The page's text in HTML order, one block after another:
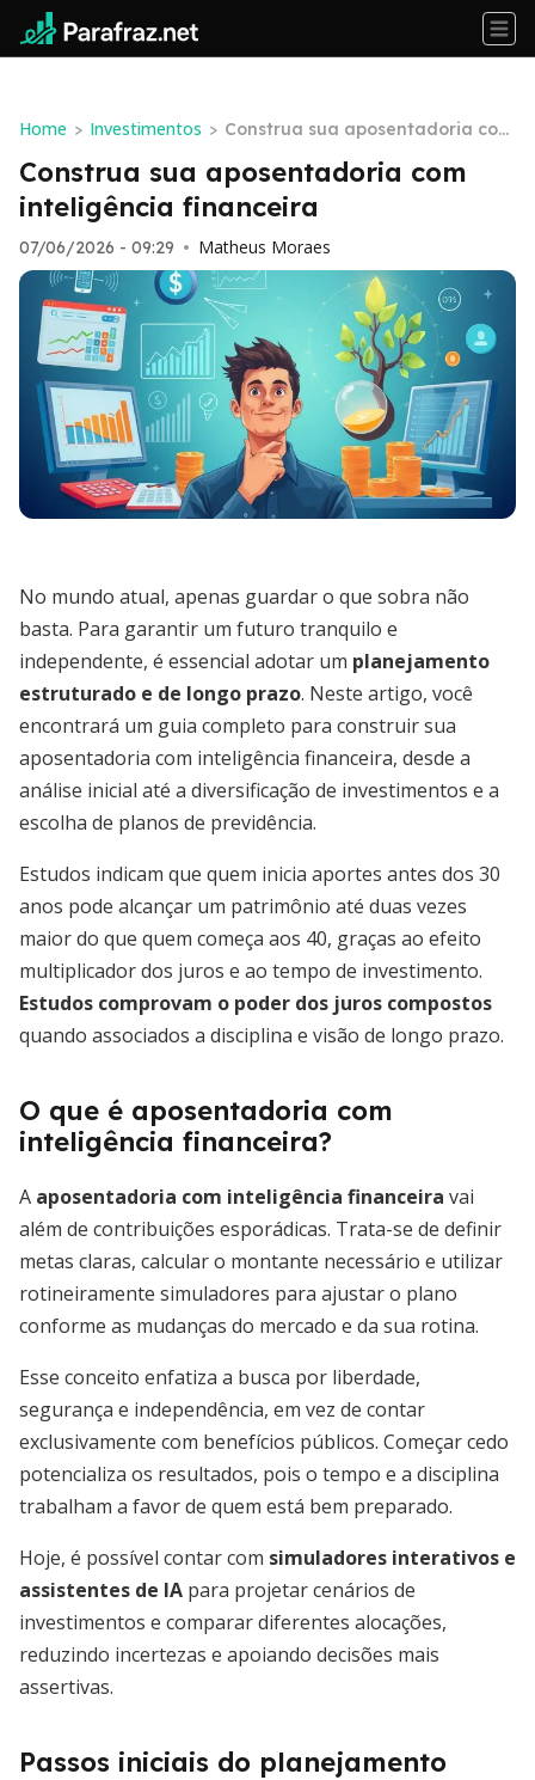
Home > Investimentos > Construa sua aposentadoria com
inteligência financeira
Construa sua aposentadoria com
inteligência financeira
07/06/2026 - 09:29 • Matheus Moraes
No mundo atual, apenas guardar o que sobra não
basta. Para garantir um futuro tranquilo e
independente, é essencial adotar um planejamento
estruturado e de longo prazo. Neste artigo, você
encontrará um guia completo para construir sua
aposentadoria com inteligência financeira, desde a
análise inicial até a diversificação de investimentos e a
escolha de planos de previdência.
Estudos indicam que quem inicia aportes antes dos 30
anos pode alcançar um patrimônio até duas vezes
maior do que quem começa aos 40, graças ao efeito
multiplicador dos juros e ao tempo de investimento.
Estudos comprovam o poder dos juros compostos
quando associados a disciplina e visão de longo prazo.
O que é aposentadoria com
inteligência financeira?
A aposentadoria com inteligência financeira vai
além de contribuições esporádicas. Trata-se de definir
metas claras, calcular o montante necessário e utilizar
rotineiramente simuladores para ajustar o plano
conforme as mudanças do mercado e da sua rotina.
Esse conceito enfatiza a busca por liberdade,
segurança e independência, em vez de contar
exclusivamente com benefícios públicos. Começar cedo
potencializa os resultados, pois o tempo e a disciplina
trabalham a favor de quem está bem preparado.
Hoje, é possível contar com simuladores interativos e
assistentes de IA para projetar cenários de
investimentos e comparar diferentes alocações,
reduzindo incertezas e apoiando decisões mais
assertivas.
Passos iniciais do planejamento